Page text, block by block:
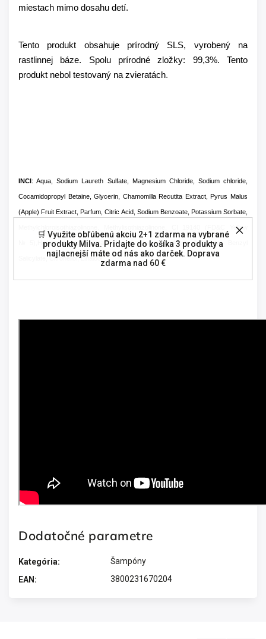
🛒 Využite obľúbenú akciu 2+1 zdarma na vybrané
produkty Milva. Pridajte do košíka 3 produkty a
najlacnejší máte od nás ako darček. Doprava
zdarma nad 60 €
miestach mimo dosahu detí.
Tento produkt obsahuje prírodný SLS, vyrobený na
rastlinnej báze. Spolu prírodné zložky: 99,3%. Tento
produkt nebol testovaný na zvieratách.
INCI: Aqua, Sodium Laureth Sulfate, Magnesium Chloride, Sodium chloride,
Cocamidopropyl Betaine, Glycerin, Chamomilla Recutita Extract, Pyrus Malus
(Apple) Fruit Extract, Parfum, Citric Acid, Sodium Benzoate, Potassium Sorbate,
Methylchloroisothiazolinone, Methylisothiazolinone, CI 19140 (FD&C Yellow
№5),Hexamethylindanopyran, Hexyl Cinnamal, Amyl Salicylate, Benzyl
Salicylate, Citronellol, Linalool.
Dodatočné parametre
Kategória:
Šampóny
EAN : 3800231670204